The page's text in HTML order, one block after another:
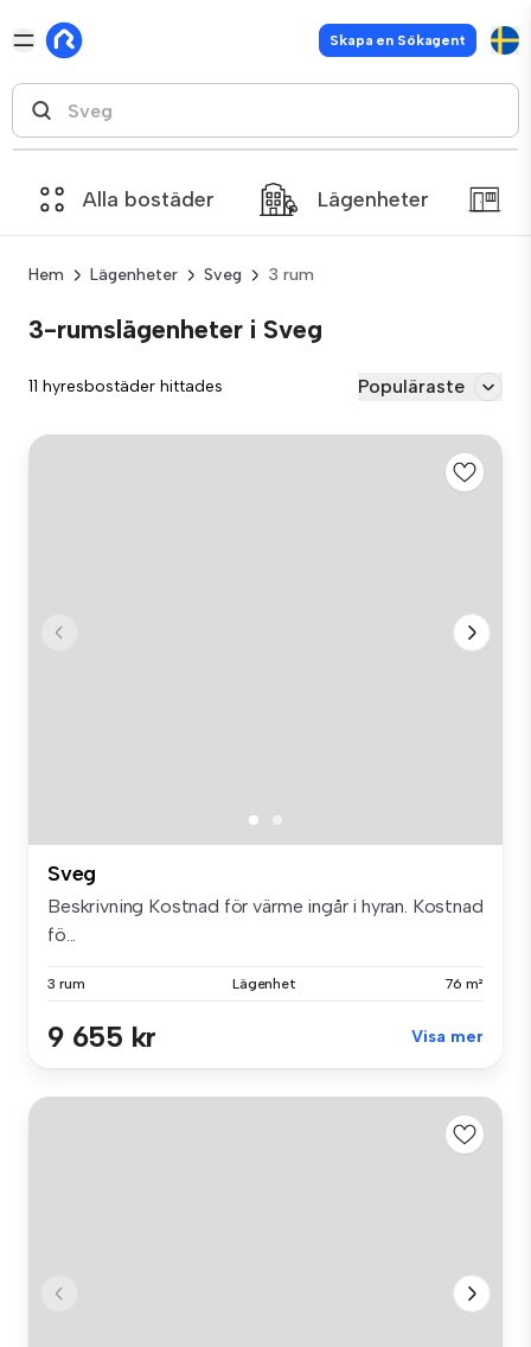
Skapa en Sökagent
Alla bostäder Lägenheter
Hem Lägenheter Sveg 3 rum
3-rumslägenheter i Sveg
11 hyresbostäder hittades Populäraste
Sveg
Beskrivning Kostnad för värme ingår i hyran. Kostnad
fö...
3 rum Lägenhet 76 m²
9 655 kr Visa mer